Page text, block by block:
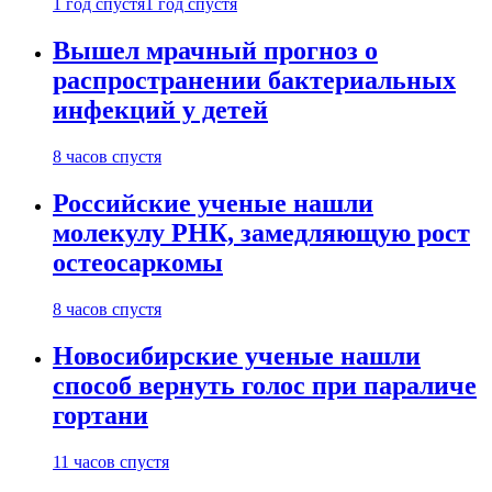
1 год спустя 1 год спустя
Вышел мрачный прогноз о
распространении бактериальных
инфекций у детей
8 часов спустя
Российские ученые нашли
молекулу РНК, замедляющую рост
остеосаркомы
8 часов спустя
Новосибирские ученые нашли
способ вернуть голос при параличе
гортани
11 часов спустя